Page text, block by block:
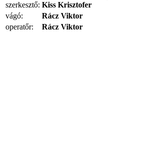
szerkesztő: Kiss Krisztofer
vágó:
Rácz Viktor
operatőr:
Rácz Viktor